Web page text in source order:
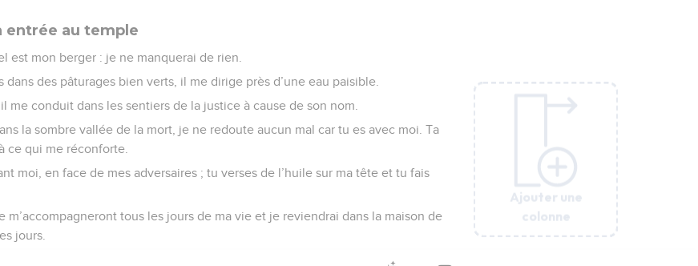
Ajouter une
colonne
Ajouter une
colonne
entrée au temple
est mon berger : je ne manquerai de rien.
des pâturages bien verts, il me dirige près d’une eau paisible.
me conduit dans les sentiers de la justice à cause de son nom.
la sombre vallée de la mort, je ne redoute aucun mal car tu es avec moi. Ta
ce qui me réconforte.
moi, en face de mes adversaires ; tu verses de l’huile sur ma tête et tu fais
m’accompagneront tous les jours de ma vie et je reviendrai dans la maison de
jours.
Ajouter une
colonne
Ajouter une
colonne
Ajouter une
colonne
Ajouter une
colonne
Ajouter une
colonne
Ajouter une
colonne
Ajouter une
colonne
Ajouter une
colonne
Ajouter une
colonne